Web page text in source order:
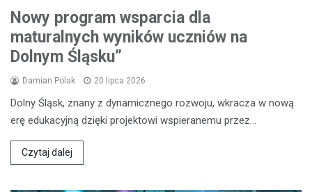
Nowy program wsparcia dla
maturalnych wyników uczniów na
Dolnym Śląsku”
Damian Polak 20 lipca 2026
Dolny Śląsk, znany z dynamicznego rozwoju, wkracza w nową
erę edukacyjną dzięki projektowi wspieranemu przez…
Czytaj dalej